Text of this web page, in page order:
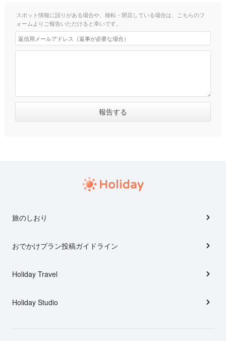
スポット情報に誤りがある場合や、移転・閉店している場合は、こちらのフ
ォームよりご報告いただけると幸いです。
旅のしおり
おでかけプラン投稿ガイドライン
Holiday Travel
Holiday Studio